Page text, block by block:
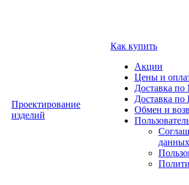
Проектирование
изделий
Как купить
Акции
Цены и
Доставка по
Доставка по
Обмен и
данных